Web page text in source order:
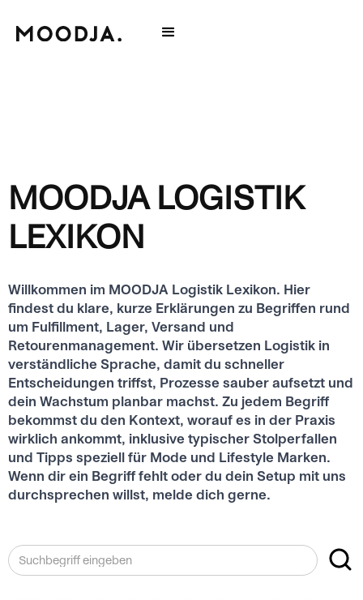
MOODJA LOGISTIK
LEXIKON
Willkommen im MOODJA Logistik Lexikon. Hier
findest du klare, kurze Erklärungen zu Begriffen rund
um Fulfillment, Lager, Versand und
Retourenmanagement. Wir übersetzen Logistik in
verständliche Sprache, damit du schneller
Entscheidungen triffst, Prozesse sauber aufsetzt und
dein Wachstum planbar machst. Zu jedem Begriff
bekommst du den Kontext, worauf es in der Praxis
wirklich ankommt, inklusive typischer Stolperfallen
und Tipps speziell für Mode und Lifestyle Marken.
Wenn dir ein Begriff fehlt oder du dein Setup mit uns
durchsprechen willst, melde dich gerne.